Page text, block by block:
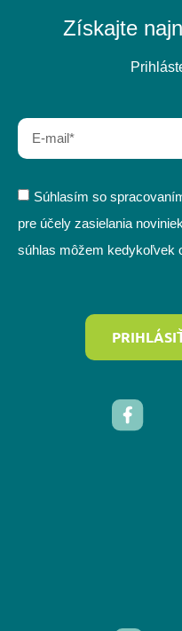
Získajte
Súhlasím so
pre účely zasielania
súhlas môžem kedykoľvek